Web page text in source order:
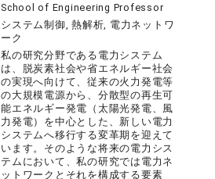
School of Engineering Professor
システム制御, 熱解析, 電力ネットワ
ーク
私の研究分野である電力システム
は、脱炭素社会や省エネルギー社会
の実現へ向けて、従来の火力発電等
の大規模電源から、分散型の再生可
能エネルギー発電（太陽光発電、風
力発電）を中心とした、新しい電力
システムへ移行する変革期を迎えて
います。そのような将来の電力シス
テムにおいて、私の研究では電力ネ
ットワークとそれを構成する要素